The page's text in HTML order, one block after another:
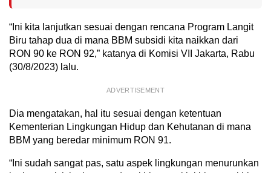
“Ini kita lanjutkan sesuai dengan rencana Program Langit
Biru tahap dua di mana BBM subsidi kita naikkan dari
RON 90 ke RON 92,” katanya di Komisi VII Jakarta, Rabu
(30/8/2023) lalu.
ADVERTISEMENT
Dia mengatakan, hal itu sesuai dengan ketentuan
Kementerian Lingkungan Hidup dan Kehutanan di mana
BBM yang beredar minimum RON 91.
“Ini sudah sangat pas, satu aspek lingkungan menurunkan